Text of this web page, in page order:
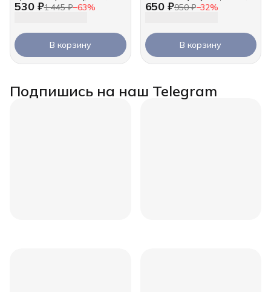
530 ₽1 445 ₽−63%
В корзину
650 ₽950 ₽−32%
В корзину
Подпишись на наш Telegram